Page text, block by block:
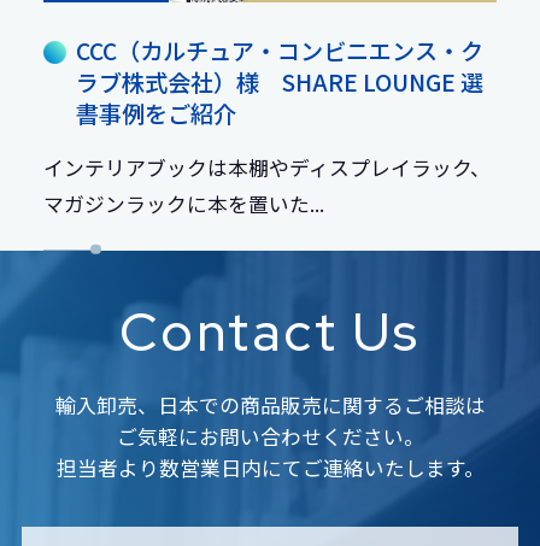
CCC（カルチュア・コンビニエンス・ク
ラブ株式会社）様 SHARE LOUNGE 選
書事例をご紹介
インテリアブックは本棚やディスプレイラック、
マガジンラックに本を置いた...
Contact Us
輸入卸売、日本での商品販売に関するご相談は
ご気軽にお問い合わせください。
担当者より数営業日内にてご連絡いたします。